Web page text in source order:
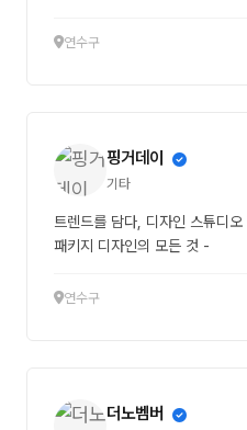
연수구
핑거데이
기타
트렌드를 담다, 디자인 스튜디
패키지 디자인의 모든 것 -
연수구
더노벰버